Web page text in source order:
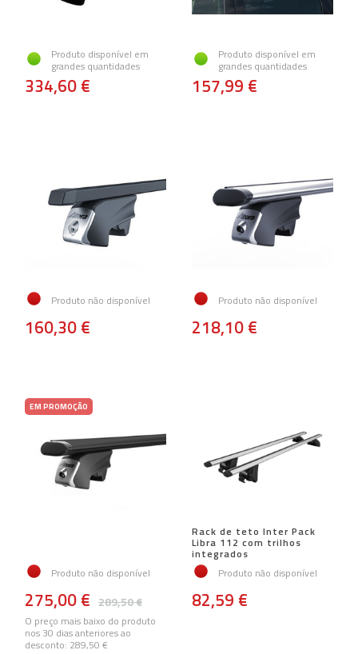
Produto disponível em
grandes quantidades
334,60 €
Produto disponível em
grandes quantidades
157,99 €
Produto não disponível
160,30 €
Produto não disponível
218,10 €
EM PROMOÇÃO
Produto não disponível
289,50 €
275,00 €
O preço mais baixo do produto
nos 30 dias anteriores ao
desconto: 289,50 €
Rack de teto Inter Pack
Libra 112 com trilhos
integrados
Produto não disponível
82,59 €